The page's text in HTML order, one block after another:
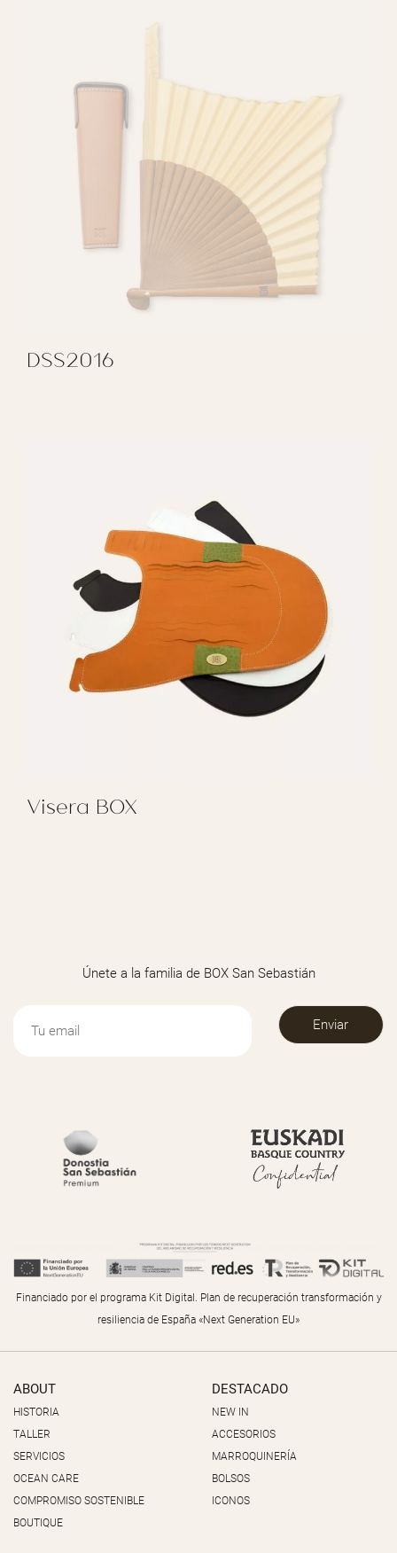
DSS2016
Visera BOX
Únete a la familia de BOX San Sebastián
Financiado por el programa Kit Digital. Plan de recuperación transformación y
resiliencia de España «Next Generation EU»
ABOUT
HISTORIA
TALLER
SERVICIOS
OCEAN CARE
COMPROMISO SOSTENIBLE
BOUTIQUE
DESTACADO
NEW IN
ACCESORIOS
MARROQUINERÍA
BOLSOS
ICONOS